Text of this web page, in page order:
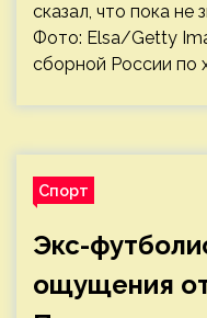
сказал, что пока не
Фото: Elsa/Getty
сборной России по
Спорт
Экс-
ощущения